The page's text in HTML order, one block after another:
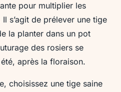
pour multiplier les
s’agit de prélever une tige
la planter dans un pot
des rosiers se
après la floraison.
choisissez une tige saine